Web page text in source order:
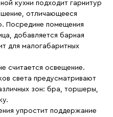
кухни подходит гарнитур
отличающееся
Посредине помещения
добавляется барная
для малогабаритных
считается освещение.
света предусматривают
зон: бра, торшеры,
упростит поддержание